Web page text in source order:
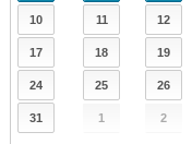
10 11 12
17 18 19
24 25 26
31 1 2